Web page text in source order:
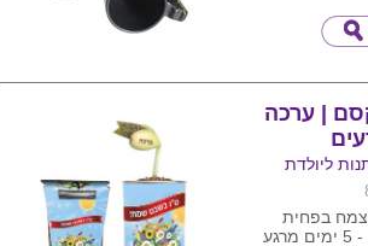
לוגו ע"ג
| ערכה
ליולדת
צמח בפחית
ממותגת , כ - 5 ימים מרגע